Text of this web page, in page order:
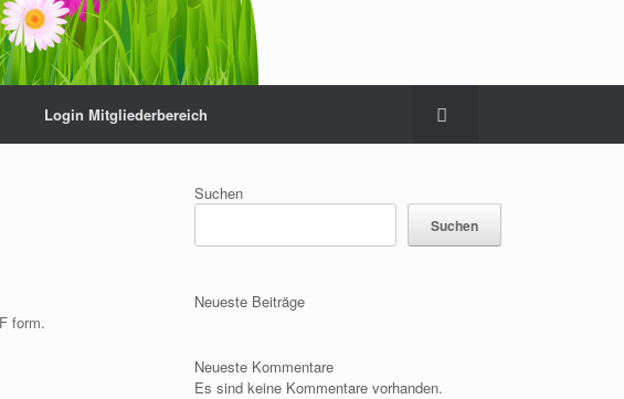
Login Mitgliederbereich
form.
Suchen
Suchen
Neueste Beiträge
Neueste Kommentare
Es sind keine Kommentare vorhanden.